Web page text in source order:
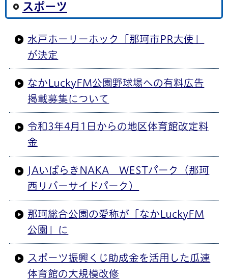
スポーツ
水戸ホーリーホック「那珂市PR大使」
が決定
なかLuckyFM公園野球場への有料広告
掲載募集について
令和3年4月1日からの地区体育館改定料
金
JAいばらきNAKA WESTパーク（那珂
西リバーサイドパーク）
那珂総合公園の愛称が「なかLuckyFM
公園」に
スポーツ振興くじ助成金を活用した瓜連
体育館の大規模改修